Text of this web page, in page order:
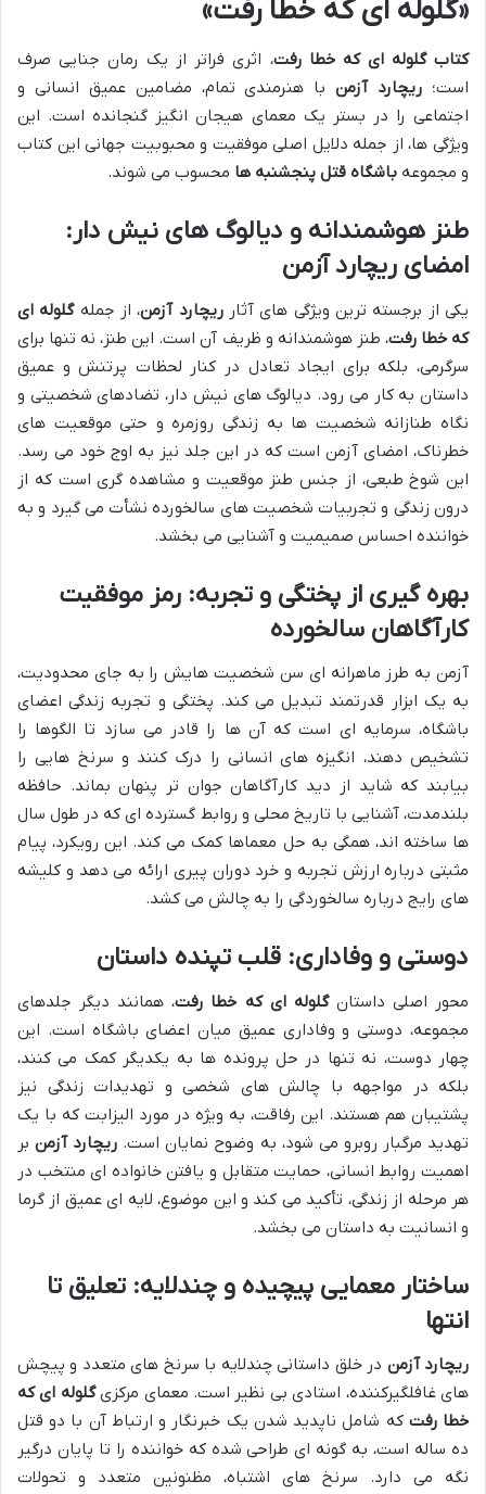
«گلوله ای که خطا رفت»
کتاب گلوله ای که خطا رفت، اثری فراتر از یک رمان جنایی صرف
است؛ ریچارد آزمنبا هنرمندی تمام، مضامین عمیق انسانی و
اجتماعی را در بستر یک معمای هیجان انگیز گنجانده است. این
ویژگی ها، از جمله دلایل اصلی موفقیت و محبوبیت جهانی این کتاب
و مجموعه باشگاه قتل پنجشنبه ها محسوب می شوند.
طنز هوشمندانه و دیالوگ های نیش دار:
امضای ریچارد آزمن
یکی از برجسته ترین ویژگی های آثارریچارد آزمن، از جملهگلوله ای
که خطا رفت، طنز هوشمندانه و ظریف آن است. این طنز، نه تنها برای
سرگرمی، بلکه برای ایجاد تعادل در کنار لحظات پرتنش و عمیق
داستان به کار می رود. دیالوگ های نیش دار، تضادهای شخصیتی و
نگاه طنازانه شخصیت ها به زندگی روزمره و حتی موقعیت های
خطرناک، امضای آزمن است که در این جلد نیز به اوج خود می رسد.
این شوخ طبعی، از جنس طنز موقعیت و مشاهده گری است که از
درون زندگی و تجربیات شخصیت های سالخورده نشأت می گیرد و به
خواننده احساس صمیمیت و آشنایی می بخشد.
بهره گیری از پختگی و تجربه: رمز موفقیت
کارآگاهان سالخورده
آزمن به طرز ماهرانه ای سن شخصیت هایش را به جای محدودیت،
به یک ابزار قدرتمند تبدیل می کند. پختگی و تجربه زندگی اعضای
باشگاه، سرمایه ای است که آن ها را قادر می سازد تا الگوها را
تشخیص دهند، انگیزه های انسانی را درک کنند و سرنخ هایی را
بیابند که شاید از دید کارآگاهان جوان تر پنهان بماند. حافظه
بلندمدت، آشنایی با تاریخ محلی و روابط گسترده ای که در طول سال
ها ساخته اند، همگی به حل معماها کمک می کند. این رویکرد، پیام
مثبتی درباره ارزش تجربه و خرد دوران پیری ارائه می دهد و کلیشه
های رایج درباره سالخوردگی را به چالش می کشد.
دوستی و وفاداری: قلب تپنده داستان
محور اصلی داستانگلوله ای که خطا رفت، همانند دیگر جلدهای
مجموعه، دوستی و وفاداری عمیق میان اعضای باشگاه است. این
چهار دوست، نه تنها در حل پرونده ها به یکدیگر کمک می کنند،
بلکه در مواجهه با چالش های شخصی و تهدیدات زندگی نیز
پشتیبان هم هستند. این رفاقت، به ویژه در مورد الیزابت که با یک
تهدید مرگبار روبرو می شود، به وضوح نمایان است. ریچارد آزمنبر
اهمیت روابط انسانی، حمایت متقابل و یافتن خانواده ای منتخب در
هر مرحله از زندگی، تأکید می کند و این موضوع، لایه ای عمیق از گرما
و انسانیت به داستان می بخشد.
ساختار معمایی پیچیده و چندلایه: تعلیق تا
انتها
ریچارد آزمن در خلق داستانی چندلایه با سرنخ های متعدد و پیچش
های غافلگیرکننده، استادی بی نظیر است. معمای مرکزیگلوله ای که
خطا رفت که شامل ناپدید شدن یک خبرنگار و ارتباط آن با دو قتل
ده ساله است، به گونه ای طراحی شده که خواننده را تا پایان درگیر
نگه می دارد. سرنخ های اشتباه، مظنونین متعدد و تحولات